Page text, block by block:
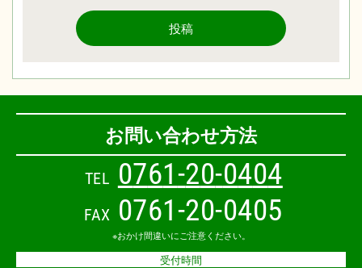
投稿
お問い合わせ方法
TEL 0761-20-0404
FAX 0761-20-0405
※おかけ間違いにご注意ください。
受付時間